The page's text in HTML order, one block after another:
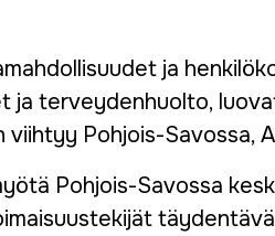
ja
ja terveydenhuolto,
viihtyy Pohjois-Savossa,
Pohjois-Savossa